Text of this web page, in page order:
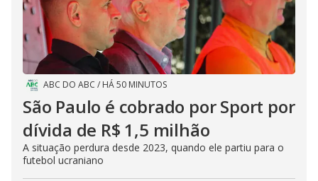
ABC DO ABC / HÁ 50 MINUTOS
São Paulo é cobrado por Sport por
dívida de R$ 1,5 milhão
A situação perdura desde 2023, quando ele partiu para o
futebol ucraniano